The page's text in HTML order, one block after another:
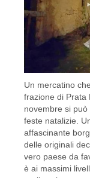
Un mercatino
frazione di Prata
novembre si
feste natalizie.
affascinante
delle originali
vero paese da
è ai massimi